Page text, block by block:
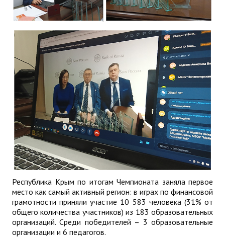
Республика Крым по итогам Чемпионата заняла первое
место как самый активный регион: в играх по финансовой
грамотности приняли участие 10 583 человека (31% от
общего количества участников) из 183 образовательных
организаций. Среди победителей – 3 образовательные
организации и 6 педагогов.